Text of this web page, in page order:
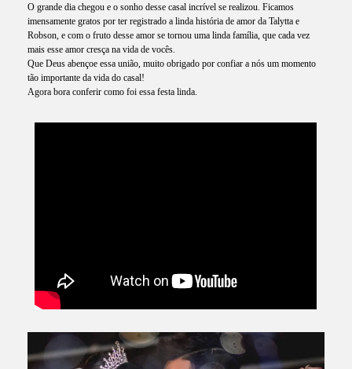
O grande dia chegou e o sonho desse casal incrível se realizou. Ficamos
imensamente gratos por ter registrado a linda história de amor da Talytta e
Robson, e com o fruto desse amor se tornou uma linda família, que cada vez
mais esse amor cresça na vida de vocês.
Que Deus abençoe essa união, muito obrigado por confiar a nós um momento
tão importante da vida do casal!
Agora bora conferir como foi essa festa linda.